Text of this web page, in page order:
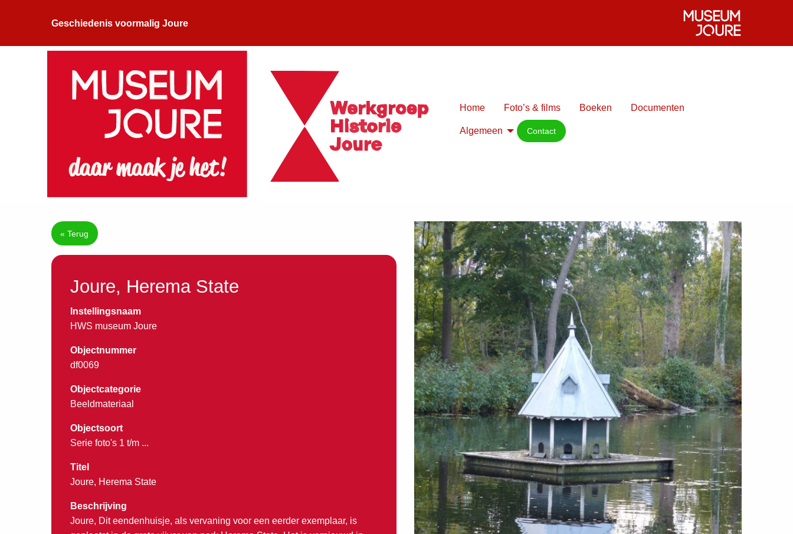
Geschiedenis voormalig Joure
Home Foto’s & films Boeken Documenten
Algemeen Contact
« Terug
Joure, Herema State
Instellingsnaam
HWS museum Joure
Objectnummer
df0069
Objectcategorie
Beeldmateriaal
Objectsoort
Serie foto's 1 t/m ...
Titel
Joure, Herema State
Beschrijving
Joure, Dit eendenhuisje, als vervaning voor een eerder exemplaar, is